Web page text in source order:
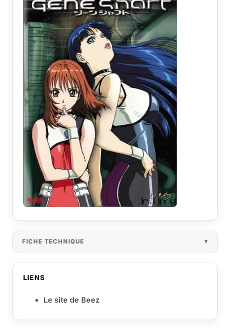
FICHE TECHNIQUE
LIENS
Le site de Beez